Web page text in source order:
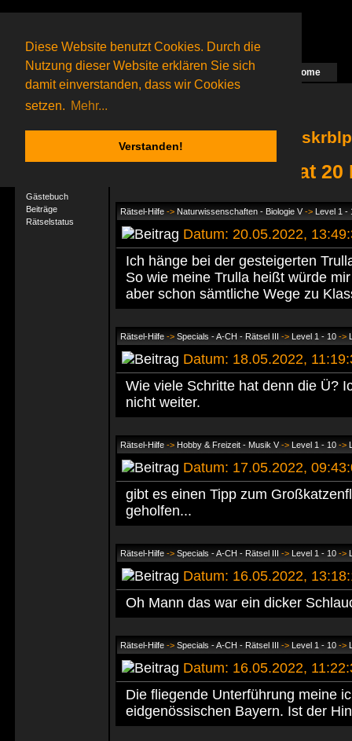
Diese Website benutzt Cookies. Durch die
Nutzung dieser Website erklären Sie sich
damit einverstanden, dass wir Cookies
setzen. Mehr...
Verstanden!
Das nächste Rätsel ist in Arbeit Home
68 Gagolganeronline(0 registrierte und 68 Gäste)
Gagolganer:
9732Rätsel online:
Gästebuch
Beiträge
Rätselstatus
skrblpfx hat
Rätsel-Hilfe -> Naturwissenschaften - Biologie V-> Level 1 -
Datum: 20.05.2022,
Ich hänge bei der gesteigerten
So wie meine Trulla heißt würde
aber schon sämtliche Wege zu
Rätsel-Hilfe -> Specials - A-CH - Rätsel III -> Level 1 - 10 ->
Datum: 18.05.2022,
Wie viele Schritte hat denn die Ü?
nicht weiter.
Rätsel-Hilfe -> Hobby & Freizeit - Musik V-> Level 1 - 10 ->
Datum: 17.05.2022,
gibt es einen Tipp zum
geholfen...
Rätsel-Hilfe -> Specials - A-CH - Rätsel III -> Level 1 - 10 ->
Datum: 16.05.2022,
Oh Mann das war ein dicker
Rätsel-Hilfe -> Specials - A-CH - Rätsel III -> Level 1 - 10 ->
Datum: 16.05.2022,
Die fliegende Unterführung meine
eidgenössischen Bayern. Ist der